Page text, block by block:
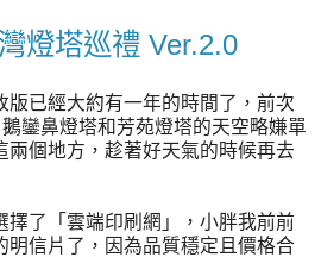
燈塔巡禮 Ver.2.0
版已經大約有一年的時間了，前次
鑾鼻燈塔和芳苑燈塔的天空略嫌單
兩個地方，趁著好天氣的時候再去
擇了「雲端印刷網」，小胖我前前
明信片了，因為品質穩定且價格合